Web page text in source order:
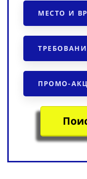
МЕСТО И
ПРОМО-